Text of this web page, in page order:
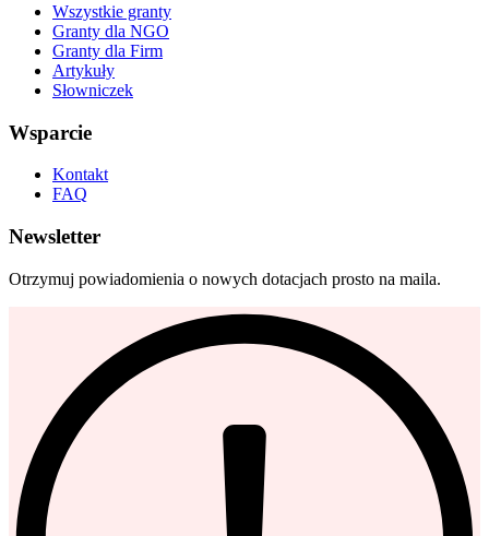
Wszystkie granty
Granty dla NGO
Granty dla Firm
Artykuły
Słowniczek
Wsparcie
Kontakt
FAQ
Newsletter
Otrzymuj powiadomienia o nowych dotacjach prosto na maila.